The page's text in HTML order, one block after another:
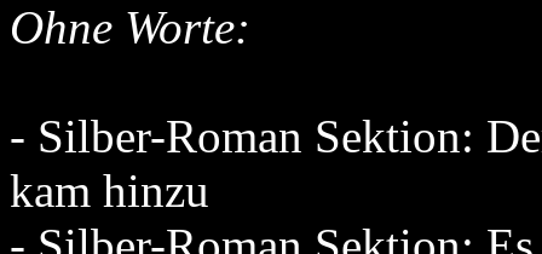
Ohne Worte:
- Silber-Roman Sektion:
kam hinzu